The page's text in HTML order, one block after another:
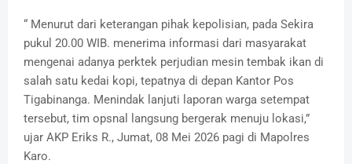
“ Menurut dari keterangan pihak kepolisian, pada Sekira
pukul 20.00 WIB. menerima informasi dari masyarakat
mengenai adanya perktek perjudian mesin tembak ikan di
salah satu kedai kopi, tepatnya di depan Kantor Pos
Tigabinanga. Menindak lanjuti laporan warga setempat
tersebut, tim opsnal langsung bergerak menuju lokasi,”
ujar AKP Eriks R., Jumat, 08 Mei 2026 pagi di Mapolres
Karo.